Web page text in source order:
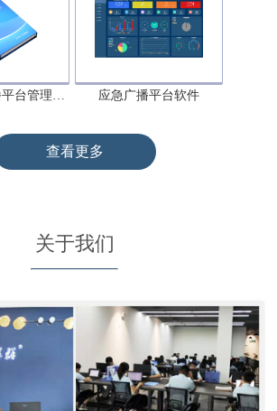
平台管理… 应急广播平台软件
查看更多
关于我们